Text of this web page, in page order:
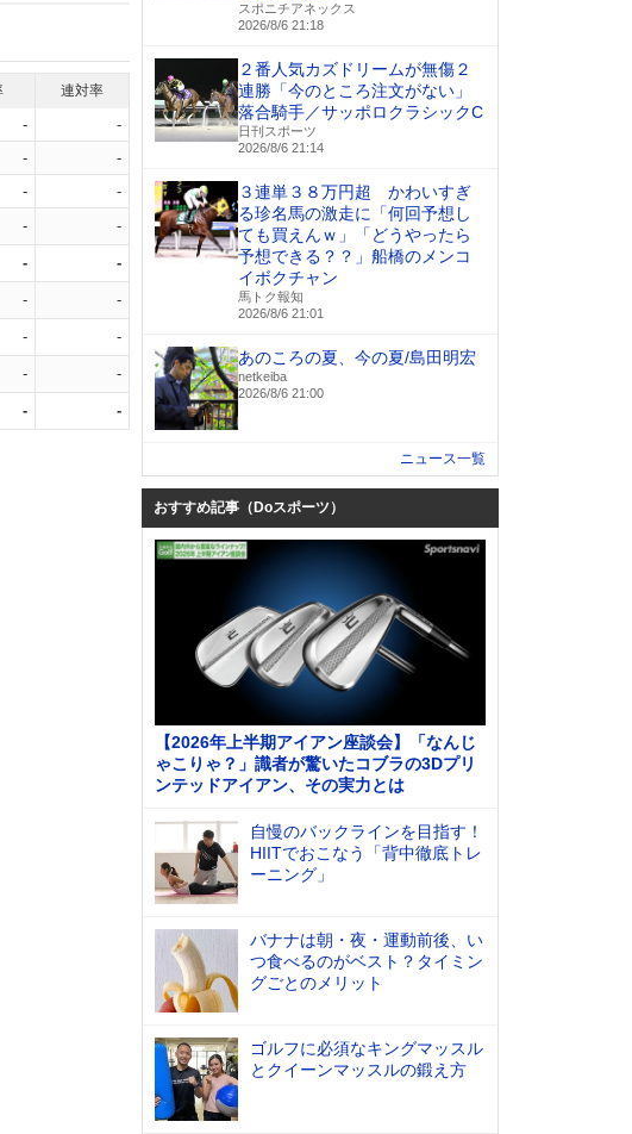
連対率
-
-
-
-
-
-
- -
- -
- -
- -
- -
- -
スポニチアネックス
2026/8/6 21:18
２番人気カズドリームが無傷２
連勝「今のところ注文がない」
落合騎手／サッポロクラシックC
日刊スポーツ
2026/8/6 21:14
３連単３８万円超 かわいすぎ
る珍名馬の激走に「何回予想し
ても買えんｗ」「どうやったら
予想できる？？」船橋のメンコ
イボクチャン
馬トク報知
2026/8/6 21:01
あのころの夏、今の夏/島田明宏
netkeiba
2026/8/6 21:00
ニュース一覧
おすすめ記事（Doスポーツ）
【2026年上半期アイアン座談会】「なんじ
ゃこりゃ？」識者が驚いたコブラの3Dプリ
ンテッドアイアン、その実力とは
自慢のバックラインを目指す！
HIITでおこなう「背中徹底トレ
ーニング」
バナナは朝・夜・運動前後、い
つ食べるのがベスト？タイミン
グごとのメリット
ゴルフに必須なキングマッスル
とクイーンマッスルの鍛え方